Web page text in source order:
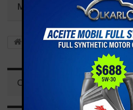
MENÚ
Fabricantes:
CATEGORÍAS